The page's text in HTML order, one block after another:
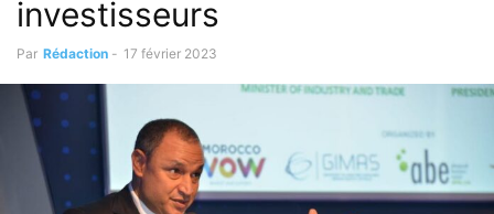
investisseurs
Par Rédaction - 17 février 2023